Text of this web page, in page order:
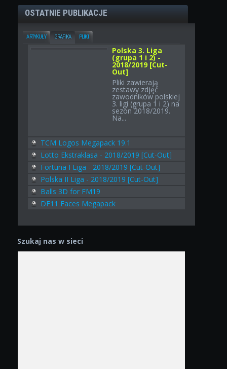
OSTATNIE PUBLIKACJE
ARTYKUŁY GRAFIKA PLIKI
Polska 3. Liga
(grupa 1 i 2) -
2018/2019 [Cut-
Out]
Pliki zawierają
zestawy zdjęć
zawodników polskiej
3. ligi (grupa 1 i 2) na
sezon 2018/2019.
Na...
TCM Logos Megapack 19.1
Lotto Ekstraklasa - 2018/2019 [Cut-Out]
Fortuna I Liga - 2018/2019 [Cut-Out]
Polska II Liga - 2018/2019 [Cut-Out]
Balls 3D for FM19
DF11 Faces Megapack
Szukaj nas w sieci